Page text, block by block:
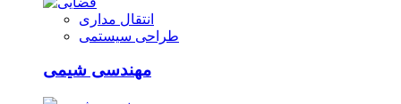
انتقال مداری
طراحی سیستمی
مهندسی شیمی